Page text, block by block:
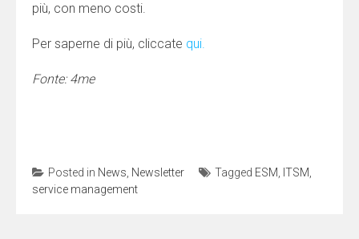
più, con meno costi.
Per saperne di più, cliccate qui.
Fonte: 4me
Posted in News Newsletter Tagged ESM ITSM
service management